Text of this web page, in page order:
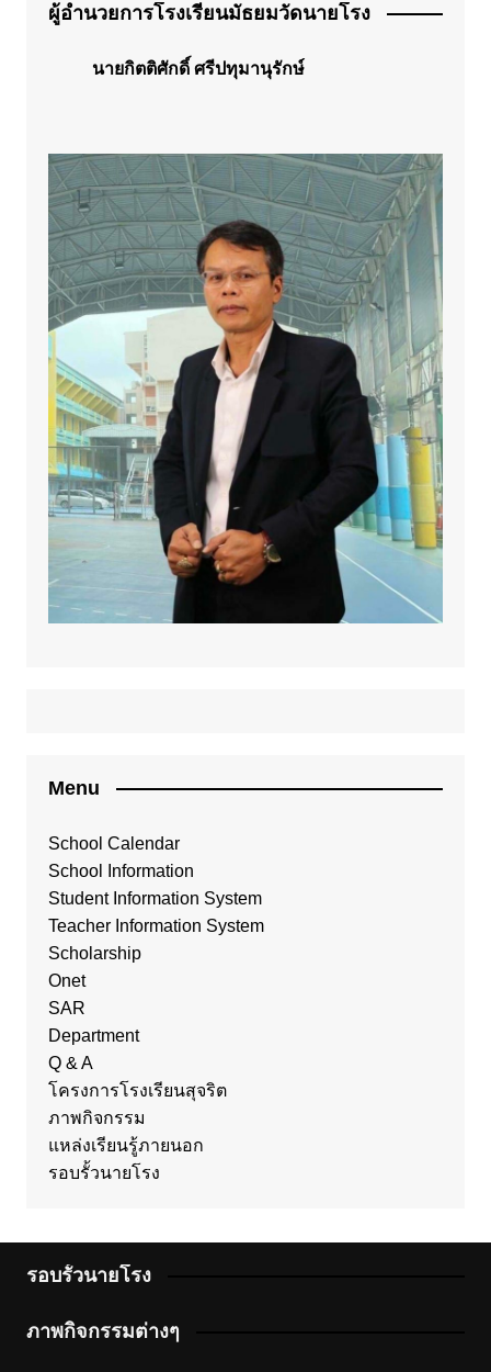
ผู้อำนวยการโรงเรียนมัธยมวัดนายโรง
นายกิตติศักดิ์ ศรีปทุมานุรักษ์
Menu
School Calendar
School Information
Student Information System
Teacher Information System
Scholarship
Onet
SAR
Department
Q & A
โครงการโรงเรียนสุจริต
ภาพกิจกรรม
แหล่งเรียนรู้ภายนอก
รอบรั้วนายโรง
รอบรั้วนายโรง
ภาพกิจกรรมต่างๆ